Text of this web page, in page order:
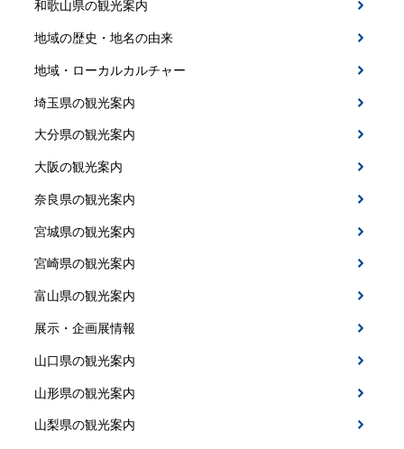
和歌山県の観光案内
地域の歴史・地名の由来
地域・ローカルカルチャー
埼玉県の観光案内
大分県の観光案内
大阪の観光案内
奈良県の観光案内
宮城県の観光案内
宮崎県の観光案内
富山県の観光案内
展示・企画展情報
山口県の観光案内
山形県の観光案内
山梨県の観光案内